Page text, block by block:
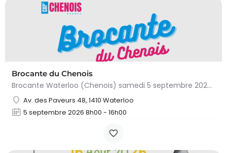
Brocante du Chenois
Brocante Waterloo (Chenois) samedi 5 septembre 2026 (8 à 16h) L’asbl Cap’Chenois vous propose de vendre et…
Av. des Paveurs 48, 1410 Waterloo
5 septembre 2026 8h00 - 16h00